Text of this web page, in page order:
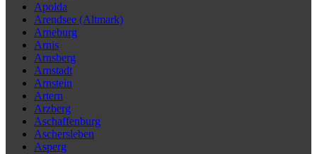
Apolda
Arendsee (Altmark)
Arneburg
Arnis
Arnsberg
Arnstadt
Arnstein
Artern
Arzberg
Aschaffenburg
Aschersleben
Asperg